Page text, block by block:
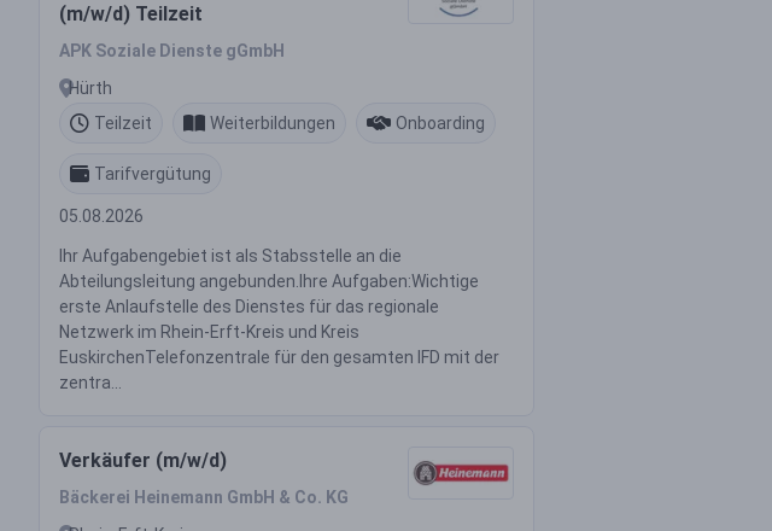
(m/w/d) Teilzeit
APK Soziale Dienste gGmbH
Hürth
Teilzeit
Weiterbildungen Onboarding
Tarifvergütung
05.08.2026
Ihr Aufgabengebiet ist als Stabsstelle an die
Abteilungsleitung angebunden.Ihre Aufgaben:Wichtige
erste Anlaufstelle des Dienstes für das regionale
Netzwerk im Rhein-Erft-Kreis und Kreis
EuskirchenTelefonzentrale für den gesamten IFD mit der
zentra...
Verkäufer (m/w/d)
Bäckerei Heinemann GmbH & Co. KG